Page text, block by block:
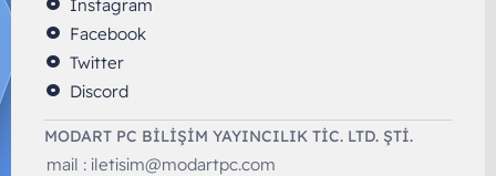
Instagram
Facebook
Twitter
Discord
MODART PC BILIŞIM YAYINCILIK TİC. LTD. ŞTİ.
mail : iletisim@modartpc.com